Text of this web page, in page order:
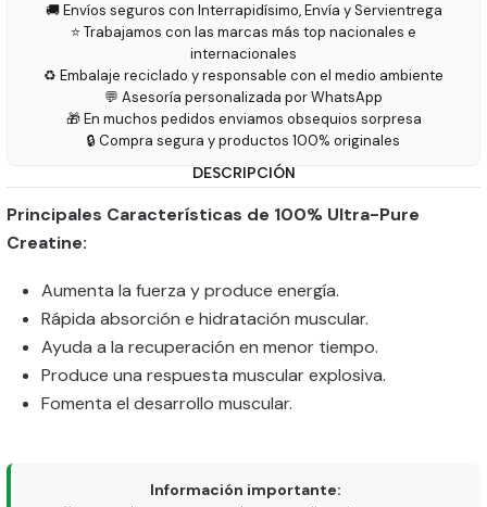
🚚 Envíos seguros con Interrapidísimo, Envía y Servientrega
⭐ Trabajamos con las marcas más top nacionales e
internacionales
♻️ Embalaje reciclado y responsable con el medio ambiente
💬 Asesoría personalizada por WhatsApp
🎁 En muchos pedidos enviamos obsequios sorpresa
🔒 Compra segura y productos 100% originales
DESCRIPCIÓN
Principales Características de 100% Ultra-Pure
Creatine:
Aumenta la fuerza y produce energía.
Rápida absorción e hidratación muscular.
Ayuda a la recuperación en menor tiempo.
Produce una respuesta muscular explosiva.
Fomenta el desarrollo muscular.
Información importante: